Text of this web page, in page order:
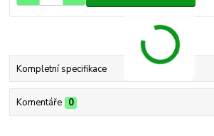
Kompletní specifikace
Komentáře 0